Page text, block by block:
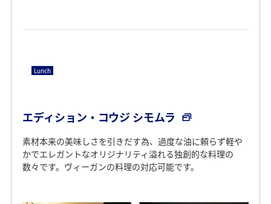
Lunch
エディション・コウジ シモムラ
素材本来の美味しさを引きだす為、過度な油に頼らず軽や
かでエレガントなオリジナリティ溢れる独創的な料理の
数々です。ヴィーガンの料理の対応可能です。